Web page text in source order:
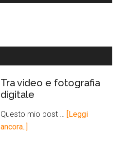
Tra video e fotografia
digitale
Questo mio post … [Leggi
ancora..]